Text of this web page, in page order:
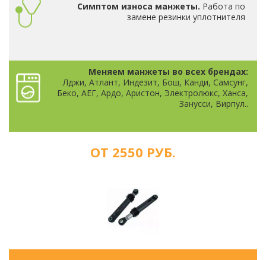
Симптом износа манжеты. Работа по
замене резинки уплотнителя
Меняем манжеты во всех брендах:
Лджи, Атлант, Индезит, Бош, Канди, Самсунг,
Беко, АЕГ, Ардо, Аристон, Электролюкс, Ханса,
Занусси, Вирпул..
ОТ 2550 РУБ.